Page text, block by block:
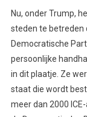
Nu, onder Trump,
steden te betreden
Democratische
persoonlijke
in dit plaatje. Ze
staat die wordt
meer dan 2000